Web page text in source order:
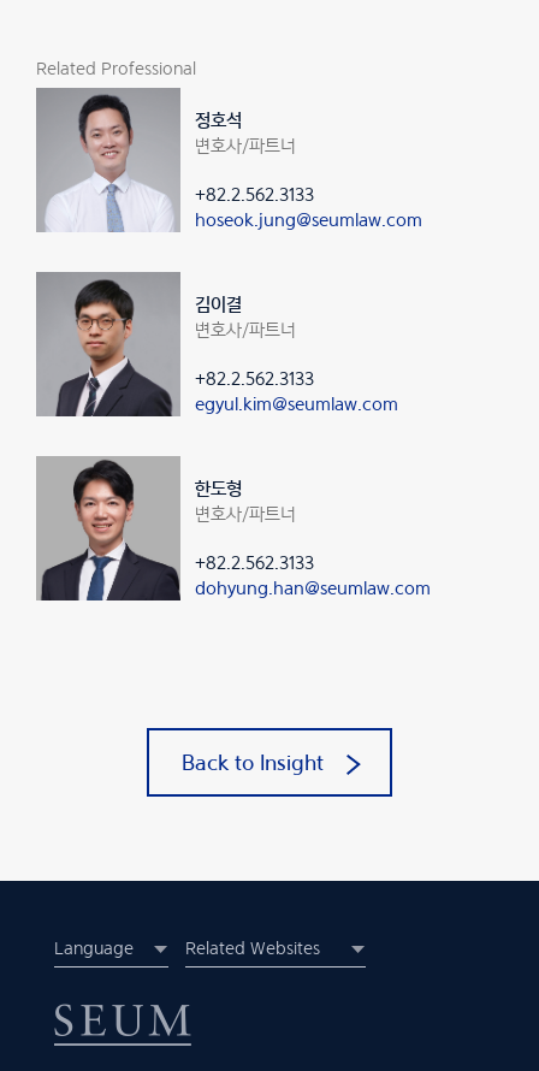
Related Professional
정호석
변호사/파트너
+82.2.562.3133
hoseok.jung@seumlaw.com
김이결
변호사/파트너
+82.2.562.3133
egyul.kim@seumlaw.com
한도형
변호사/파트너
+82.2.562.3133
dohyung.han@seumlaw.com
Back to Insight
Language Related Websites